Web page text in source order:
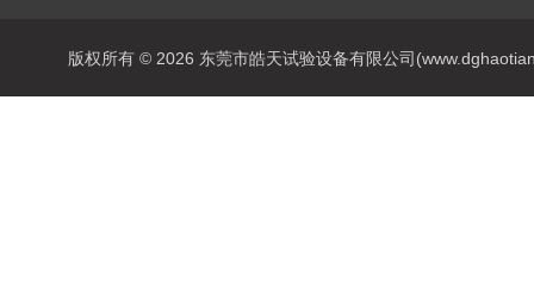
版权所有 © 2026 东莞市皓天试验设备有限公司